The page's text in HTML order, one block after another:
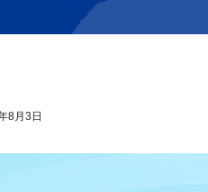
8月3日